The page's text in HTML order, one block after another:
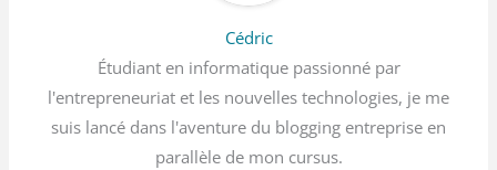
Cédric
Étudiant en informatique passionné par
l'entrepreneuriat et les nouvelles technologies, je me
suis lancé dans l'aventure du blogging entreprise en
parallèle de mon cursus.